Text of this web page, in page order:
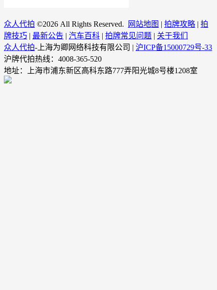
众人代拍 ©2026 All Rights Reserved. 网站地图 | 拍牌攻略 | 拍
牌技巧 | 最新公告 | 汽车百科 | 拍牌常见问题 | 关于我们
众人代拍-上海为卿网络科技有限公司 | 沪ICP备15000729号-33
沪牌代拍热线：4008-365-520
地址：上海市浦东新区高科东路777弄阳光城8号楼1208室